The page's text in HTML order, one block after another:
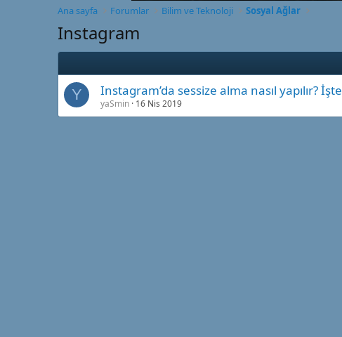
Ana sayfa Forumlar Bilim ve Teknoloji Sosyal Ağlar
Instagram
Y Instagram’da sessize alma nasıl yapılır?
yaSmin 16 Nis 2019